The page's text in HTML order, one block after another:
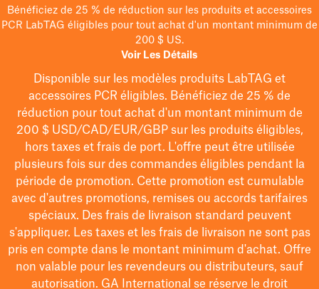
Bénéficiez de 25 % de réduction sur les produits et accessoires
PCR LabTAG éligibles pour tout achat d'un montant minimum de
200 $ US.
Voir Les Détails
Disponible sur les modèles produits LabTAG et
accessoires PCR éligibles. Bénéficiez de 25 % de
réduction pour tout achat d'un montant minimum de
200 $USD/CAD/EUR/GBPsur les produits éligibles,
hors taxes et frais de port. L'offre peut être utilisée
plusieurs fois sur des commandes éligibles pendant la
période de promotion. Cette promotion est cumulable
avec d'autres promotions, remises ou accords tarifaires
spéciaux. Des frais de livraison standard peuvent
s'appliquer. Les taxes et les frais de livraison ne sont pas
pris en compte dans le montant minimum d'achat. Offre
non valable pour les revendeurs ou distributeurs, sauf
autorisation. GA International se réserve le droit